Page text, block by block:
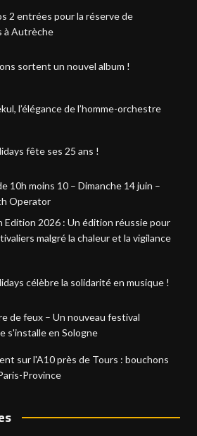
2 entrées pour la réserve de
à Autrèche
sortent un nouvel album !
l’élégance de l’homme-orchestre
fête ses 25 ans !
10h moins 10 – Dimanche 14 juin –
Operator
Edition 2026 : Un édition réussie pour
malgré la chaleur et la vigilance
célèbre la solidarité en musique !
de feux – Un nouveau festival
s'installe en Sologne
sur l'A10 près de Tours : bouchons
Province